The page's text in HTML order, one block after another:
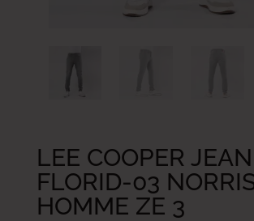
LEE COOPER JEAN
FLORID-03
HOMME ZE 3